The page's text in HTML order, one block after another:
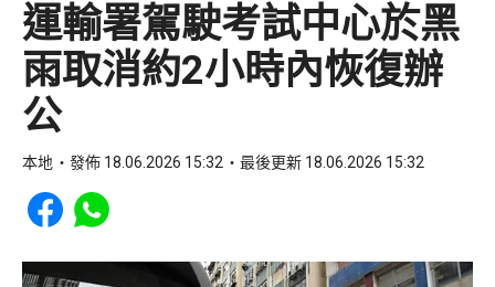
運輸署駕駛考試中心於黑
雨取消約2小時內恢復辦
公
本地 發佈 18.06.2026 15:32 最後更新 18.06.2026 15:32
Share to Facebook
Share to WhatsApp